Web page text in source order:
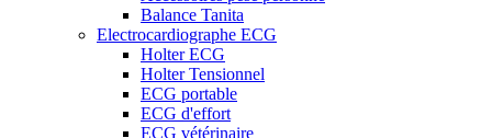
Balance Tanita
Electrocardiographe ECG
Holter ECG
Holter Tensionnel
ECG portable
ECG d'effort
ECG vétérinaire